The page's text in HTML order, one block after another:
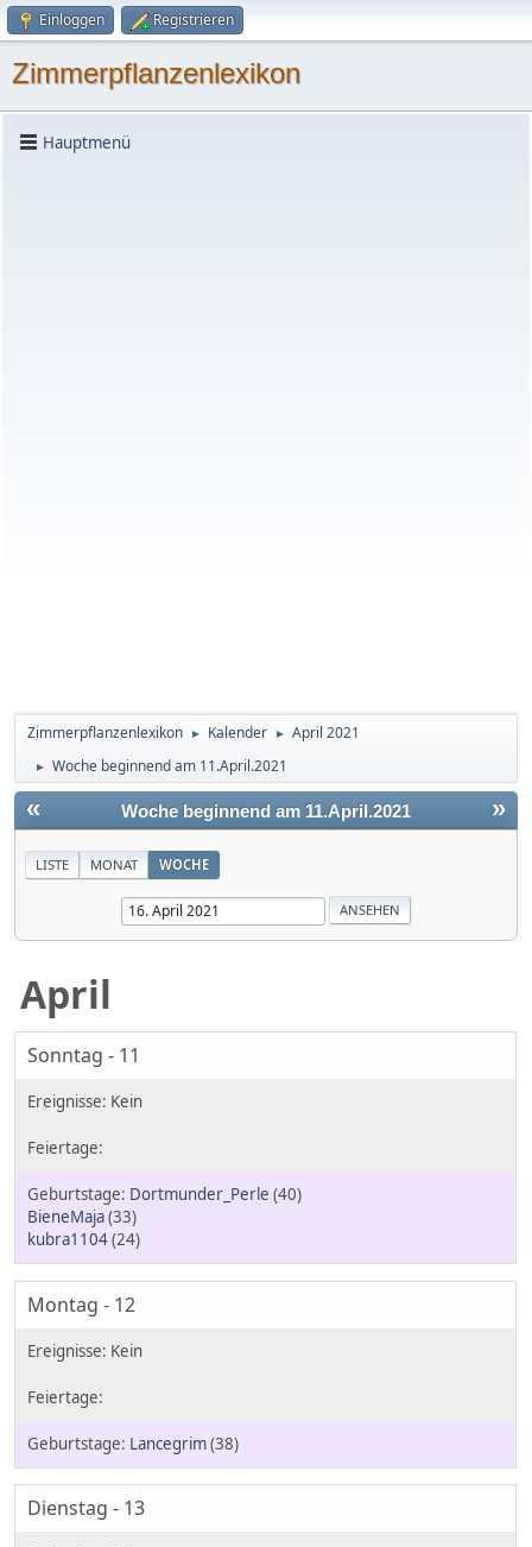
Einloggen Registrieren
Zimmerpflanzenlexikon
Hauptmenü
Zimmerpflanzenlexikon ► Kalender ► April 2021
► Woche beginnend am 11.April.2021
« »
Woche beginnend am 11.April.2021
LISTE MONAT WOCHE
April
Sonntag - 11
Dortmunder_Perle (40)
BieneMaja(33)
kubra1104(24)
Montag - 12
Lancegrim(38)
Dienstag - 13